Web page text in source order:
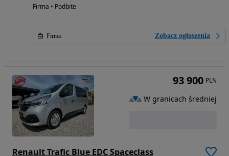
Firma • Podbite
Firma Zobacz ogłoszenia
Renault Trafic Blue EDC Spaceclass
93 900 PLN
W granicach średniej